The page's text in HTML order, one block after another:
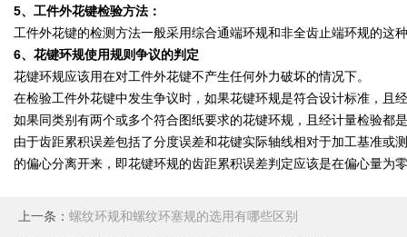
5、工件外花键检验方法：
工件外花键的检测方法一般采用综合通端环规和非全齿止端环规的这
6、花键环规使用规则争议的判定
花键环规应该用在对工件外花键不产生任何外力破坏的情况下。
在检验工件外花键中发生争议时，如果花键环规是符合设计标准，且
如果同类别有两个或多个符合图纸要求的花键环规，且经计量检验都
由于齿距累积误差包括了分度误差和花键实际轴线相对于加工基准
的偏心分离开来，即花键环规的齿距累积误差判定应该是在偏心量为
上一条： 螺纹环规和螺纹环塞规的选用有哪些区别